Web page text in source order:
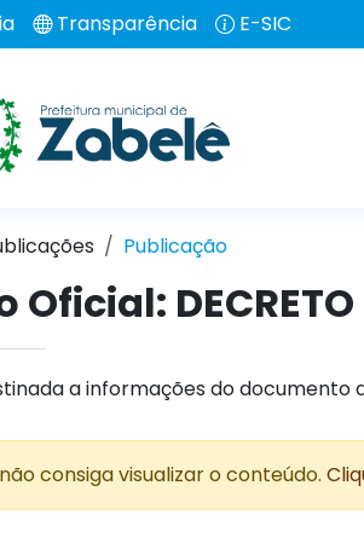
Transparência E-SIC
Publicação
Oficial: DECRETO
a informações do documento
consiga visualizar o conteúdo.